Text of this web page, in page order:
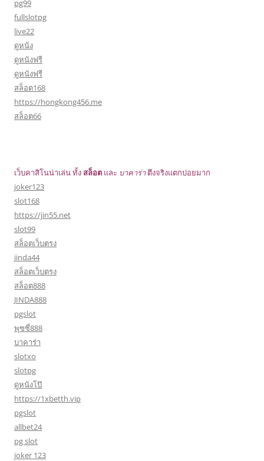
pg99
fullslotpg
live22
ดูหนัง
ดูหนังฟรี
ดูหนังฟรี
สล็อต168
https://hongkong456.me
สล็อต66
เว็บคาสิโนน่าเล่น ทั้งสล็อต และ บาคาร่าตึงจริงแตกบ่อยมาก
joker123
slot168
https://jin55.net
slot99
สล็อตเว็บตรง
jinda44
สล็อตเว็บตรง
สล็อต888
JINDA888
pgslot
พุซซี่888
บาคาร่า
slotxo
slotpg
ดูหนังโป๊
https://1xbetth.vip
pgslot
allbet24
pg slot
joker 123